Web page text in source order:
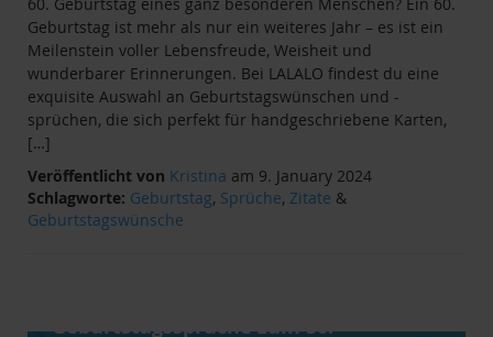
Geburtstag ist mehr als nur ein weiteres Jahr – es ist ein
Meilenstein voller Lebensfreude, Weisheit und
wunderbarer Erinnerungen. Bei LALALO findest du eine
exquisite Auswahl an Geburtstagswünschen und -
sprüchen, die sich perfekt für handgeschriebene Karten,
[…]
Veröffentlicht von Kristina am 9. January 2024
Schlagworte: Geburtstag, Sprüche, Zitate &
Geburtstagswünsche
Geburtstagssprüche zum 50.